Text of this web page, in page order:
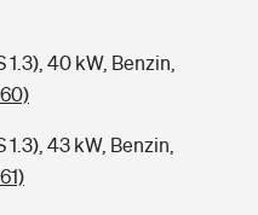
1.3), 40 kW, Benzin,
43 kW, Benzin,